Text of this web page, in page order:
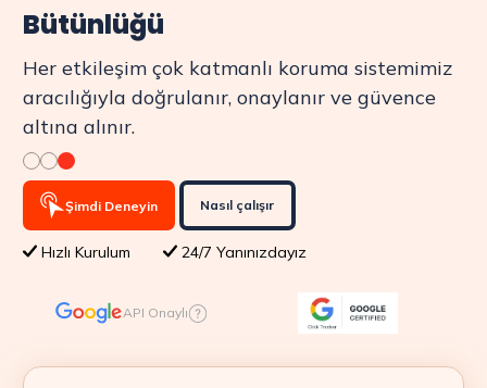
Bütünlüğü
Her etkileşim çok katmanlı koruma sistemimiz
aracılığıyla doğrulanır, onaylanır ve güvence
altına alınır.
Şimdi Deneyin Nasıl çalışır
Hızlı Kurulum 24/7 Yanınızdayız
API Onaylı